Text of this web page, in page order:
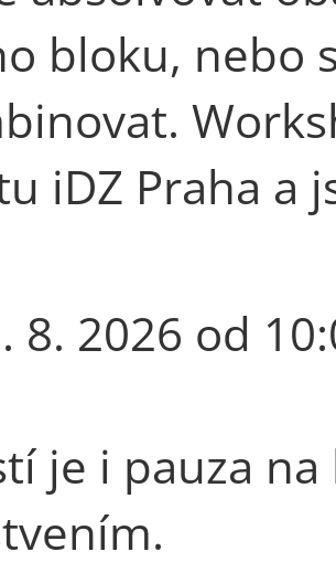
bloku, nebo
iDZ Praha a
8. 2026 od
je i pauza